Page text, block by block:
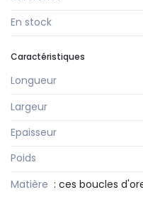
En stock
Caractéristiques
Longueur
Largeur
Epaisseur
Poids
Matière : ces boucles